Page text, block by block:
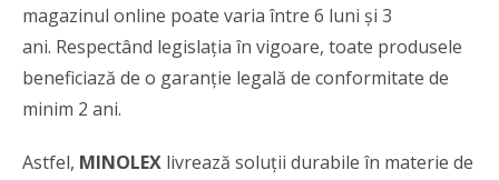
magazinul online poate varia între 6 luni și 3
ani. Respectând legislația în vigoare, toate produsele
beneficiază de o garanție legală de conformitate de
minim 2 ani.
Astfel, MINOLEX livrează soluții durabile în materie de